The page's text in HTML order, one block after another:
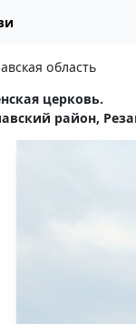
область
церковь.
район,